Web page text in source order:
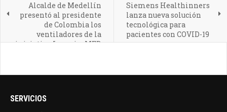
Alcalde de Medellín
presentó al presidente
de Colombia los
ventiladores de la
iniciativa InnspiraMED
Siemens Healthinners
lanza nueva solución
tecnológica para
pacientes con COVID-19
SERVICIOS